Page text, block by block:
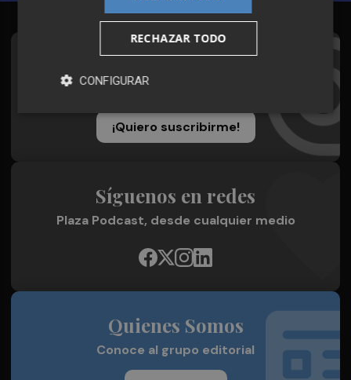
Todos los días a primera hora en tu email
¡Quiero suscribirme!
Síguenos en redes
Plaza Podcast, desde cualquier medio
Quienes Somos
Conoce al grupo editorial
RECHAZAR TODO
CONFIGURAR